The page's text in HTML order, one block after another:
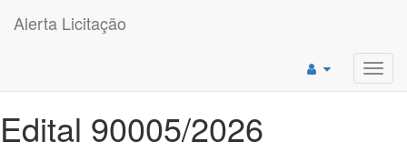
Alerta Licitação
Edital 90005/2026